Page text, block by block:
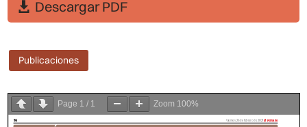
Descargar PDF
Publicaciones
Page 1 / 1 Zoom 100%